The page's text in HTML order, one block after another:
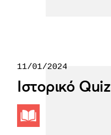
11/01/2024
Ιστορικό Quiz